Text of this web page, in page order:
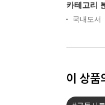
카테고리
국내도서
이 상품